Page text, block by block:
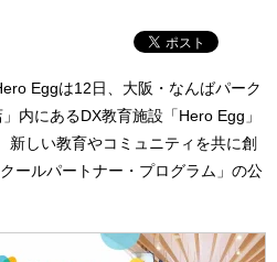
Eggは12日、大阪・なんばパーク
内にあるDX教育施設「Hero Egg」
新しい教育やコミュニティを共に創
ールパートナー・プログラム」の公